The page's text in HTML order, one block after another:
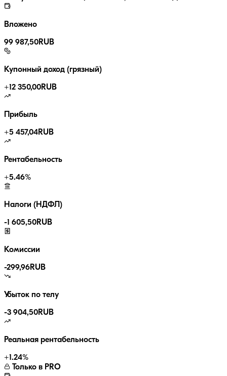
Вложено
99 987,50RUB
Купонный доход (грязный)
+12 350,00RUB
Прибыль
+5 457,04RUB
Рентабельность
+5.46%
Налоги (НДФЛ)
-1 605,50RUB
Комиссии
-299,96RUB
Убыток по телу
-3 904,50RUB
Реальная рентабельность
+1.24%
Только в PRO